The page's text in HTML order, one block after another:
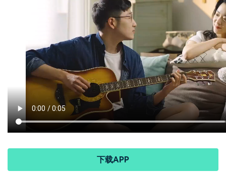
下载APP